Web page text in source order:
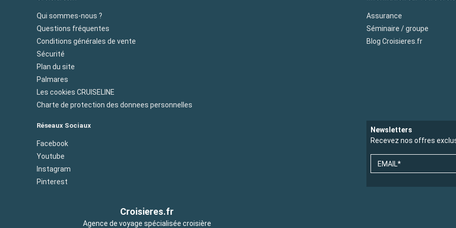
Qui sommes-nous ?
Questions fréquentes
Conditions générales de vente
Sécurité
Plan du site
Palmares
Les cookies CRUISELINE
Charte de protection des donnees personnelles
Assurance
Séminaire / groupe
Blog Croisieres.fr
Réseaux Sociaux
Facebook
Youtube
Instagram
Pinterest
Newsletters
Recevez nos offres
EMAIL*
Croisieres.fr
Agence de voyage spécialisée croisière